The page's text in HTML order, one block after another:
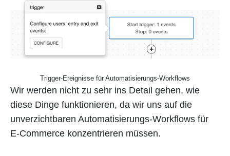
Trigger-Ereignisse für Automatisierungs-Workflows
Wir werden nicht zu sehr ins Detail gehen, wie
diese Dinge funktionieren, da wir uns auf die
unverzichtbaren Automatisierungs-Workflows für
E-Commerce konzentrieren müssen.